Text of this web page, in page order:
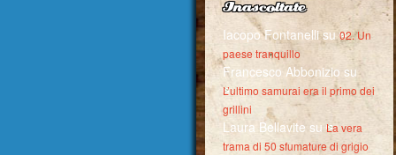
Inascoltate
Iacopo Fontanellisu02. Un
paese tranquillo
Francesco Abbonizio su
L’ultimo samurai era il primo dei
grillini
Laura Bellavite su La vera
trama di 50 sfumature di grigio